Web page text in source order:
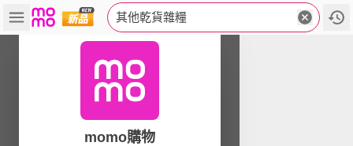
其他乾貨雜糧
momo購物